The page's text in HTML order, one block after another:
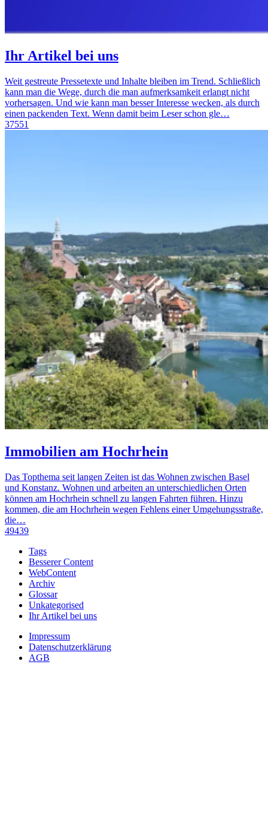
Ihr Artikel bei uns
Weit gestreute Pressetexte und Inhalte bleiben im Trend. Schließlich
kann man die Wege, durch die man aufmerksamkeit erlangt nicht
vorhersagen. Und wie kann man besser Interesse wecken, als durch
einen packenden Text. Wenn damit beim Leser schon gle…
37551
Immobilien am Hochrhein
Das Topthema seit langen Zeiten ist das Wohnen zwischen Basel
und Konstanz. Wohnen und arbeiten an unterschiedlichen Orten
können am Hochrhein schnell zu langen Fahrten führen. Hinzu
kommen, die am Hochrhein wegen Fehlens einer Umgehungsstraße,
die…
49439
Tags
Besserer Content
WebContent
Archiv
Glossar
Unkategorised
Ihr Artikel bei uns
Impressum
Datenschutzerklärung
AGB